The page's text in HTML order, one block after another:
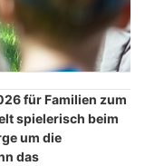
für Familien zum
spielerisch beim
um die
das